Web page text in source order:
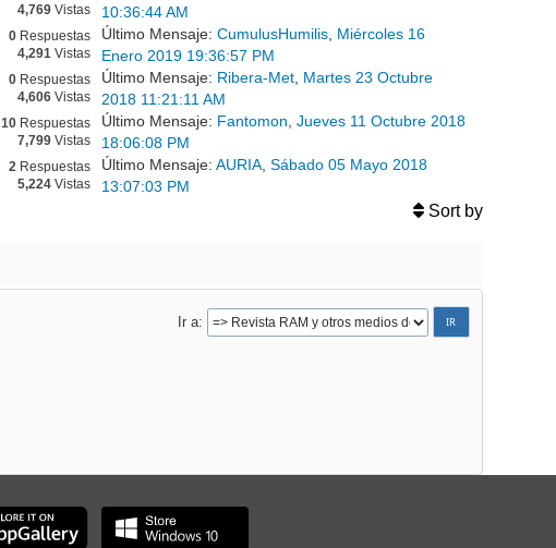
4,769Vistas
10:36:44 AM
0Respuestas
4,291 Vistas
Último Mensaje:CumulusHumilis Miércoles 16
Enero 2019 19:36:57 PM
0Respuestas
4,606Vistas
Último Mensaje: Ribera-Met Martes 23 Octubre
2018 11:21:11 AM
10Respuestas
7,799Vistas
Último Mensaje: Fantomon ,Jueves 11 Octubre 2018
18:06:08 PM
2 Respuestas
5,224Vistas
Último Mensaje:AURIA ,Sábado 05 Mayo 2018
13:07:03 PM
Sort by
Ir a